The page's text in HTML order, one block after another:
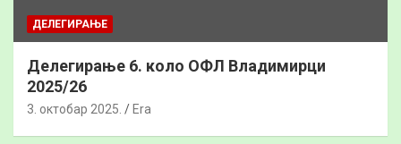
ДЕЛЕГИРАЊЕ
Делегирање 6. коло ОФЛ Владимирци
2025/26
3. октобар 2025. Era